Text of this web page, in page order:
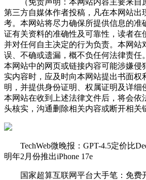
第三方自媒体作者投稿，凡在本网站出
考。本网站将尽力确保所提供信息的准
证有关资料的准确性及可靠性，读者在
并对任何自主决定的行为负责。本网站
误、不确或遗漏，概不负任何法律责任
本网站中的网页或链接内容可能涉嫌侵
实内容时，应及时向本网站提出书面权
明，并提供身份证明、权属证明及详细
本网站在收到上述法律文件后，将会依
头核实，沟通删除相关内容或断开相关
TechWeb微晚报：GPT-4.5定价比
明年2月份推出iPhone 17e
国家超算互联网平台大手笔：免费开